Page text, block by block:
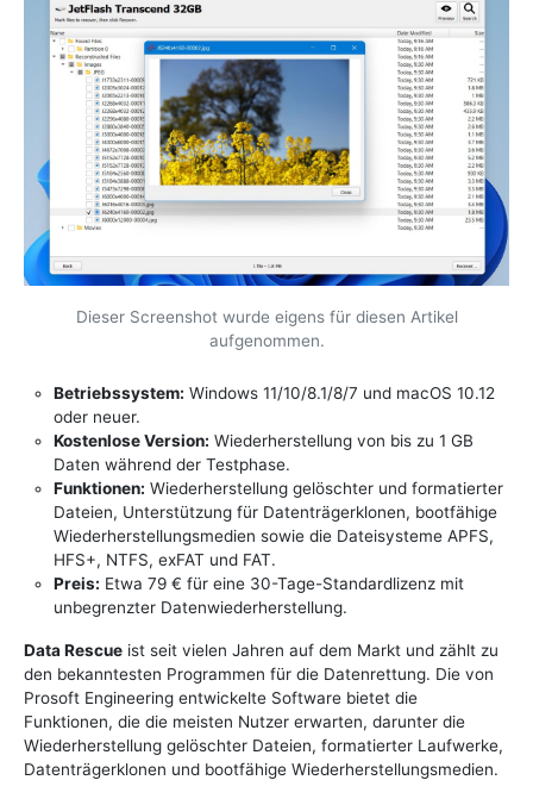
Dieser Screenshot wurde eigens für diesen Artikel
aufgenommen.
Betriebssystem: Windows 11/10/8.1/8/7 und macOS 10.12
oder neuer.
Kostenlose Version: Wiederherstellung von bis zu 1 GB
Daten während der Testphase.
Funktionen: Wiederherstellung gelöschter und formatierter
Dateien, Unterstützung für Datenträgerklonen, bootfähige
Wiederherstellungsmedien sowie die Dateisysteme APFS,
HFS+, NTFS, exFAT und FAT.
Preis: Etwa 79 € für eine 30-Tage-Standardlizenz mit
unbegrenzter Datenwiederherstellung.
Data Rescue ist seit vielen Jahren auf dem Markt und zählt zu
den bekanntesten Programmen für die Datenrettung. Die von
Prosoft Engineering entwickelte Software bietet die
Funktionen, die die meisten Nutzer erwarten, darunter die
Wiederherstellung gelöschter Dateien, formatierter Laufwerke,
Datenträgerklonen und bootfähige Wiederherstellungsmedien.